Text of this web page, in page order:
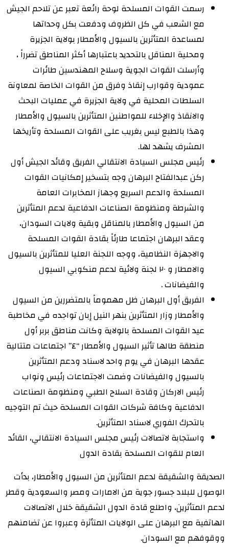
رسمت القوات المسلحة لوحة رائعة تعبر عن تلاحم الجيش
مع الشعب في كل الظروف ودفعت بكل وحداتها
لمساعدة المتأثرين بالسيول والأمطار بولاية الجزيرة
ومحلية المناقل بالتحديد باعتبارها أكثر المناطق تضرراً ،
وأرسلت القوات الجوية وسلاح المهندسين طائرات
عمودية وقوارب إنقاذ وفرق من القوات الخاصة لمعاونة
السلطات المحلية في ولاية الجزيرة في عمليات البحث
والانقاذ والإخلاء للمواطنين المتأثرين بالسيول والأمطار
وهذا بالطبع ليس بغريب على القوات المسلحة وتأريخها
المشرف يشهد لها.
رئيس مجلس السيادة الانتقالي الفريق وقائد الجيش أول
ركن عبدالفتاح البرهان وجه بتسخير إمكانيات القوات
المسلحة والدعم السريع وجهاز المخابرات العامة
والشرطة ومنظومة الصناعات الدفاعية لدعم المتأثرين
من السيول والأمطار بالمناقل وبقية ولايات السودان،
وعقد البرهان اجتماعا طارئاً بقادة القوات المسلحة
والاجهزة النظامية، ووجه اللجنة العليا للمتأثرين بالسيول
والامطار و ٢٠ لجنة ولائية لدعم منكوبي السيول
والفيضانات .
الفريق أول البرهان ظل مهموماً بالمتضررين من السيول
والأمطار وزار المتأثرين بنهر النيل إبان تواجده في مخاطبة
عيد القوات المسلحة بالولاية وكانت مناطق بربر أول
منطقة طالها تأثير السيول والأمطار “٤” اجتماعات متتالية
عقدها البرهان في يوم واحد لاسناد ودعم المتأثرين
بالسيول والفيضانات وضمت الاجتماعات رئيس ونواب
رئيس الاركان وقادة السلاح الطبي ومنظومة الصناعات
الدفاعية وكافة شركات القوات المسلحة حيث تم التوجيه
بالتحرك الفوري لاسناد المتأثرين.
واستجابة لاتصالات رئيس مجلس السيادة الانتقالي، القائد
العام للقوات المسلحة بقادة الدول
الصديقة والشقيقة لدعم المتأثرين من السيول والأمطار، بدأت
الوصول للبلاد جسور جوية من الامارات ومصر والسعودية وقطر
لدعم المتأثرين، واطلع قادة الدول الشقيقة خلال الاتصالات
الهاتفية مع البرهان على الولايات المتأثرة وعبروا عن تضامنهم
ووقوفهم مع السودان.